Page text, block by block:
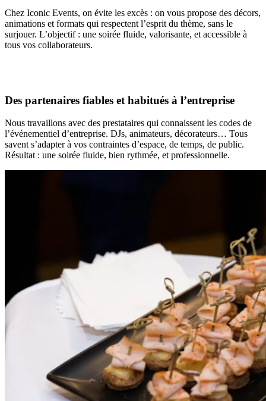
Chez Iconic Events, on évite les excès : on vous propose des décors,
animations et formats qui respectent l’esprit du thème, sans le
surjouer. L’objectif : une soirée fluide, valorisante, et accessible à
tous vos collaborateurs.
Des partenaires fiables et habitués à l’entreprise
Nous travaillons avec des prestataires qui connaissent les codes de
l’événementiel d’entreprise. DJs, animateurs, décorateurs… Tous
savent s’adapter à vos contraintes d’espace, de temps, de public.
Résultat : une soirée fluide, bien rythmée, et professionnelle.